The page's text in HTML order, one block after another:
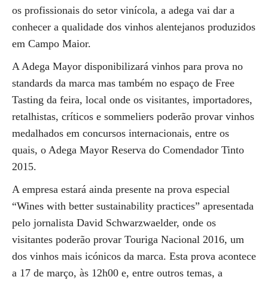
os profissionais do setor vinícola, a adega vai dar a
conhecer a qualidade dos vinhos alentejanos produzidos
em Campo Maior.
A Adega Mayor disponibilizará vinhos para prova no
standards da marca mas também no espaço de Free
Tasting da feira, local onde os visitantes, importadores,
retalhistas, críticos e sommeliers poderão provar vinhos
medalhados em concursos internacionais, entre os
quais, o Adega Mayor Reserva do Comendador Tinto
2015.
A empresa estará ainda presente na prova especial
“Wines with better sustainability practices” apresentada
pelo jornalista David Schwarzwaelder, onde os
visitantes poderão provar Touriga Nacional 2016, um
dos vinhos mais icónicos da marca. Esta prova acontece
a 17 de março, às 12h00 e, entre outros temas, a